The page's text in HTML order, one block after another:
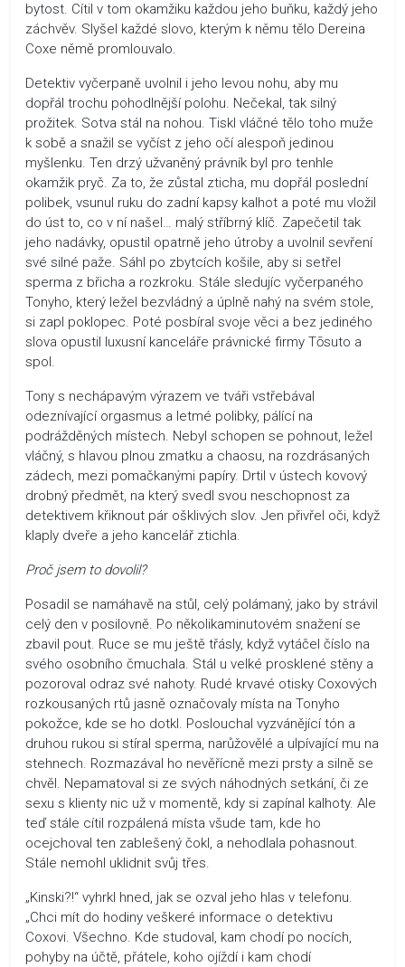
bytost. Cítil v tom okamžiku každou jeho buňku, každý jeho
záchvěv. Slyšel každé slovo, kterým k němu tělo Dereina
Coxe němě promlouvalo.
Detektiv vyčerpaně uvolnil i jeho levou nohu, aby mu
dopřál trochu pohodlnější polohu. Nečekal, tak silný
prožitek. Sotva stál na nohou. Tiskl vláčné tělo toho muže
k sobě a snažil se vyčíst z jeho očí alespoň jedinou
myšlenku. Ten drzý užvaněný právník byl pro tenhle
okamžik pryč. Za to, že zůstal zticha, mu dopřál poslední
polibek, vsunul ruku do zadní kapsy kalhot a poté mu vložil
do úst to, co v ní našel… malý stříbrný klíč. Zapečetil tak
jeho nadávky, opustil opatrně jeho útroby a uvolnil sevření
své silné paže. Sáhl po zbytcích košile, aby si setřel
sperma z břicha a rozkroku. Stále sledujíc vyčerpaného
Tonyho, který ležel bezvládný a úplně nahý na svém stole,
si zapl poklopec. Poté posbíral svoje věci a bez jediného
slova opustil luxusní kanceláře právnické firmy Tōsuto a
spol.
Tony s nechápavým výrazem ve tváři vstřebával
odeznívající orgasmus a letmé polibky, pálící na
podrážděných místech. Nebyl schopen se pohnout, ležel
vláčný, s hlavou plnou zmatku a chaosu, na rozdrásaných
zádech, mezi pomačkanými papíry. Drtil v ústech kovový
drobný předmět, na který svedl svou neschopnost za
detektivem křiknout pár ošklivých slov. Jen přivřel oči, když
klaply dveře a jeho kancelář ztichla.
Proč jsem to dovolil?
Posadil se namáhavě na stůl, celý polámaný, jako by strávil
celý den v posilovně. Po několikaminutovém snažení se
zbavil pout. Ruce se mu ještě třásly, když vytáčel číslo na
svého osobního čmuchala. Stál u velké prosklené stěny a
pozoroval odraz své nahoty. Rudé krvavé otisky Coxových
rozkousaných rtů jasně označovaly místa na Tonyho
pokožce, kde se ho dotkl. Poslouchal vyzvánějící tón a
druhou rukou si stíral sperma, narůžovělé a ulpívající mu na
stehnech. Rozmazával ho nevěřícně mezi prsty a silně se
chvěl. Nepamatoval si ze svých náhodných setkání, či ze
sexu s klienty nic už v momentě, kdy si zapínal kalhoty. Ale
teď stále cítil rozpálená místa všude tam, kde ho
ocejchoval ten zablešený čokl, a nehodlala pohasnout.
Stále nemohl uklidnit svůj třes.
„Kinski?!“ vyhrkl hned, jak se ozval jeho hlas v telefonu.
„Chci mít do hodiny veškeré informace o detektivu
Coxovi. Všechno. Kde studoval, kam chodí po nocích,
pohyby na účtě, přátele, koho ojíždí i kam chodí